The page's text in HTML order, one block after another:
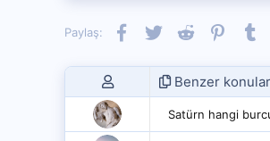
Paylaş: Facebook
TwitterReddit
Benzer konular
Satürn hangi